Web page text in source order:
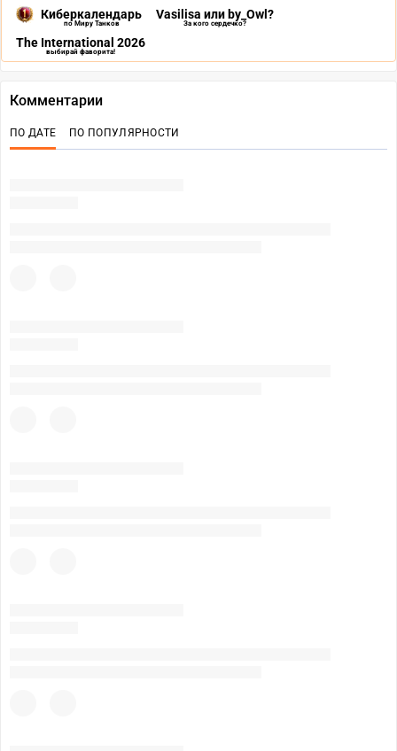
Киберкалендарь
по Миру Танков
Vasilisa или by_Owl?
За кого сердечко?
The International 2026
выбирай фаворита!
Комментарии
ПО ДАТЕ ПО ПОПУЛЯРНОСТИ